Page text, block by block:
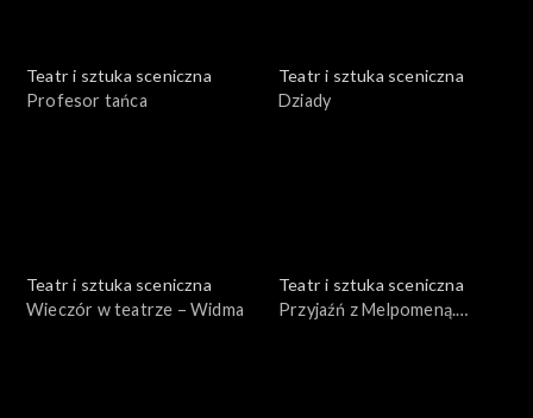
Teatr i sztuka sceniczna
Profesor tańca
Teatr i sztuka sceniczna
Dziady
Teatr i sztuka sceniczna
Wieczór w teatrze – Widma
Teatr i sztuka sceniczna
Przyjaźń z Melpomeną.